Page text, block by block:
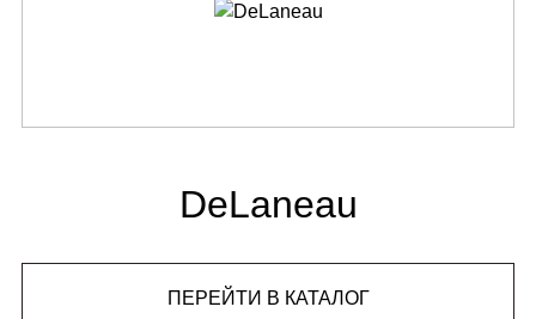
DeLaneau
ПЕРЕЙТИ В КАТАЛОГ